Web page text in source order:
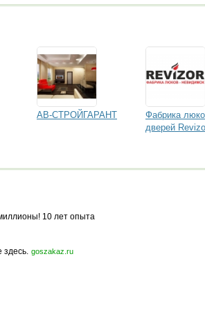
АВ-СТРОЙГАРАНТ
Фабрика
дверей
10 лет опыта
здесь. goszakaz.ru